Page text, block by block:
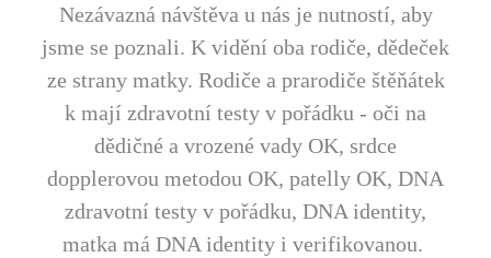
Nezávazná návštěva u nás je nutností, aby
jsme se poznali. K vidění oba rodiče, dědeček
ze strany matky. Rodiče a prarodiče štěňátek
k mají zdravotní testy v pořádku - oči na
dědičné a vrozené vady OK, srdce
dopplerovou metodou OK, patelly OK, DNA
zdravotní testy v pořádku, DNA identity,
matka má DNA identity i verifikovanou.